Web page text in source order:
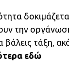
την
τάξη,
εδώ